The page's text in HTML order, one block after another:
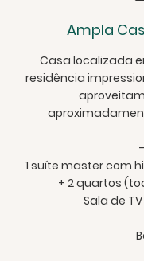
Ampla
Casa localizada
residência
1 suíte master com
+ 2 quartos
Sala de